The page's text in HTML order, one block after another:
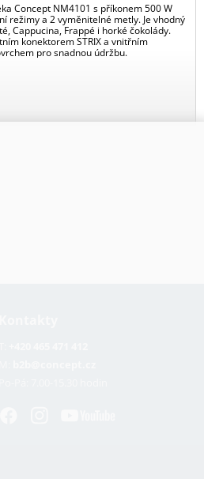
Concept NM4101 s příkonem 500 W
režimy a 2 vyměnitelné metly. Je vhodný
Cappucina, Frappé i horké čokolády.
konektorem STRIX a vnitřním
pro snadnou údržbu.